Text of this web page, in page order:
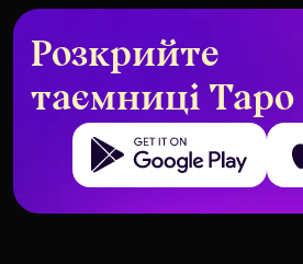
Розкрийте
таємниці Таро
Get it on Google Play